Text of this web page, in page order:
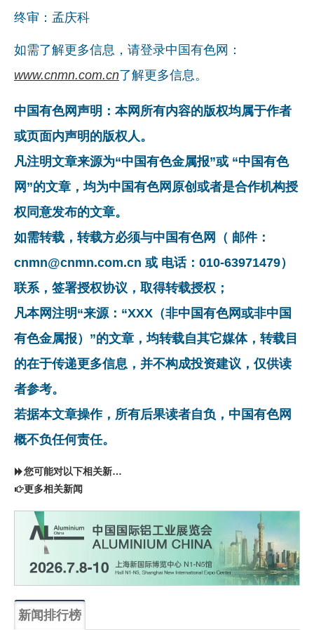
终审：孟庆科
如需了解更多信息，请登录中国有色网：
www.cnmn.com.cn了解更多信息。
中国有色网声明：本网所有内容的版权均属于作者
或页面内声明的版权人。
凡注明文章来源为“中国有色金属报”或 “中国有色
网”的文章，均为中国有色网原创或者是合作机构授
权同意发布的文章。
如需转载，转载方必须与中国有色网（ 邮件：
cnmn@cnmn.com.cn 或 电话：010-63971479）
联系，签署授权协议，取得转载授权；
凡本网注明“来源：“XXX（非中国有色网或非中国
有色金属报）”的文章，均转载自其它媒体，转载目
的在于传递更多信息，并不构成投资建议，仅供读
者参考。
若据本文章操作，所有后果读者自负，中国有色网
概不负任何责任。
您可能对以下相关新闻同样感兴趣
更多相关新闻
新闻排行榜